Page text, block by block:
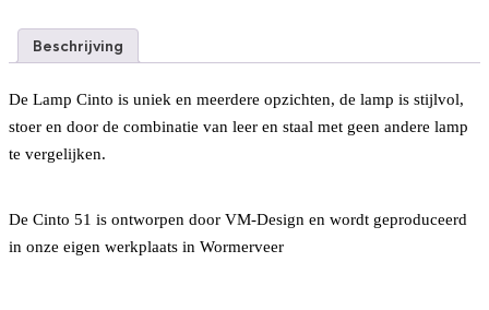
Beschrijving
De Lamp Cinto is uniek en meerdere opzichten, de lamp is stijlvol,
stoer en door de combinatie van leer en staal met geen andere lamp
te vergelijken.
De Cinto 51 is ontworpen door VM-Design en wordt geproduceerd
in onze eigen werkplaats in Wormerveer